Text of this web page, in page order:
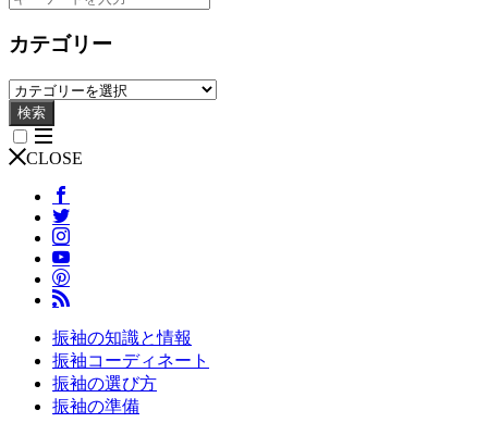
カテゴリー
検索
CLOSE
振袖の知識と情報
振袖コーディネート
振袖の選び方
振袖の準備